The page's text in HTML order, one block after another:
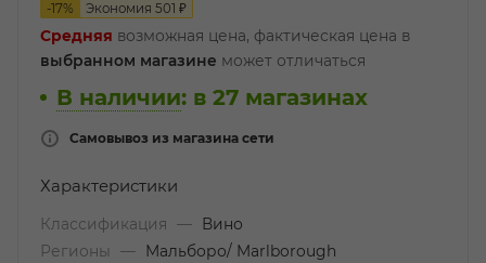
-17% Экономия 501 ₽
Средняя возможная цена, фактическая цена в
выбранном магазине может отличаться
В наличии: в 27 магазинах
Самовывоз из магазина сети
Характеристики
Классификация —
Вино
Регионы
—
Мальборо/ Marlborough